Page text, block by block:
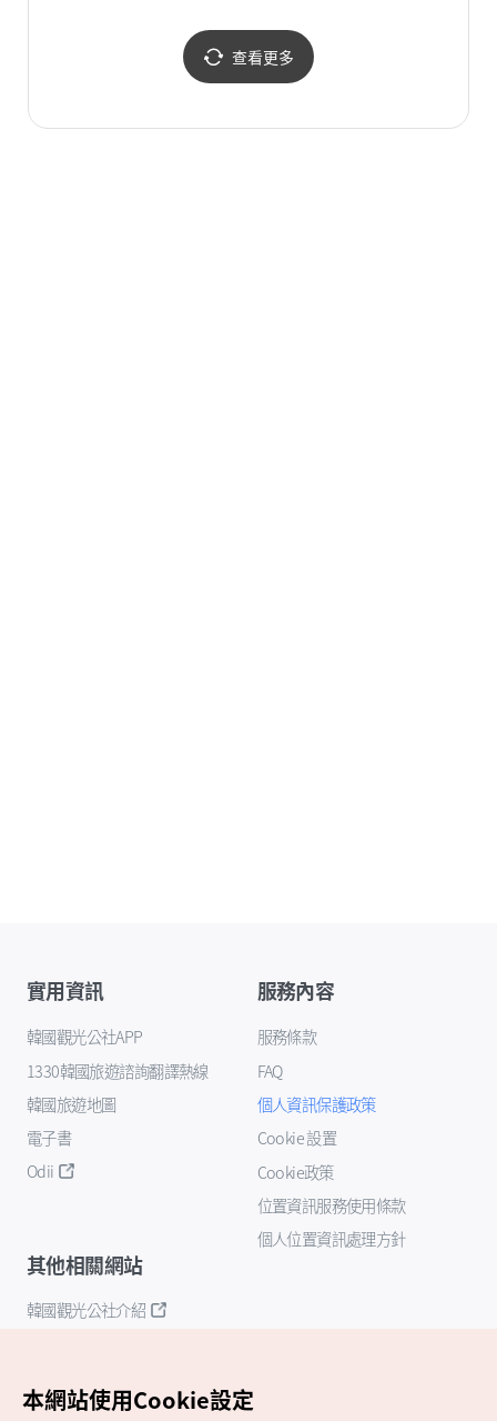
查看更多
實用資訊
韓國觀光公社APP
1330韓國旅遊諮詢翻譯熱線
韓國旅遊地圖
電子書
Odii
服務內容
服務條款
FAQ
個人資訊保護政策
Cookie 設置
Cookie政策
位置資訊服務使用條款
個人位置資訊處理方針
其他相關網站
韓國觀光公社介紹
本網站使用Cookie設定